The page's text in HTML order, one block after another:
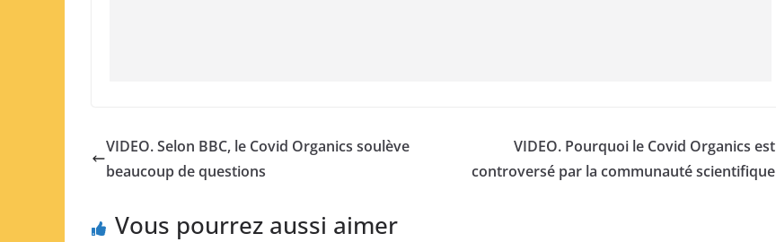
VIDEO. Selon BBC, le Covid Organics soulève
beaucoup de questions
VIDEO. Pourquoi le Covid Organics est
controversé par la communauté scientifique
Vous pourrez aussi aimer